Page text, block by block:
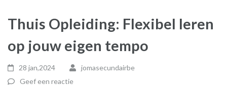
Thuis Opleiding: Flexibel leren
op jouw eigen tempo
28 jan,2024
jomasecundairbe
Geef een reactie